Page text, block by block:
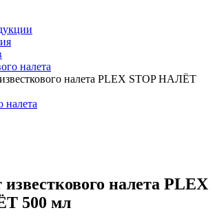
налета
налета PLEX STOP НАЛЁТ
налета
известкового налета PLEX
500 мл